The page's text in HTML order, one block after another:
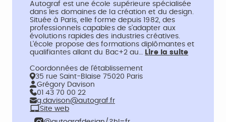
Autograf est une école supérieure spécialisée
dans les domaines de la création et du design.
Située à Paris, elle forme depuis 1982, des
professionnels capables de s’adapter aux
évolutions rapides des industries créatives.
L’école propose des formations diplômantes et
qualifiantes allant du Bac+2 au… Lire la suite
Coordonnées de l’établissement
35 rue Saint-Blaise 75020 Paris
Grégory Davison
01 43 70 00 22
g.davison@autograf.fr
Site web